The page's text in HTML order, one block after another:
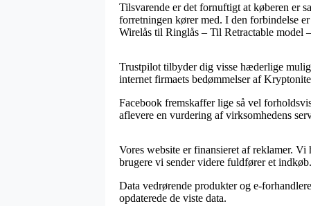
Tilsvarende er det fornuftigt at køberen er
forretningen kører med. I den forbindelse
Wirelås til Ringlås – Til Retractable model
Trustpilot tilbyder dig visse hæderlige
internet firmaets bedømmelser af
Facebook fremskaffer lige så vel
aflevere en vurdering af virksomhedens
Vores website er finansieret af reklamer.
brugere vi sender videre fuldfører et indkøb.
Data vedrørende produkter og e-
opdaterede de viste data.